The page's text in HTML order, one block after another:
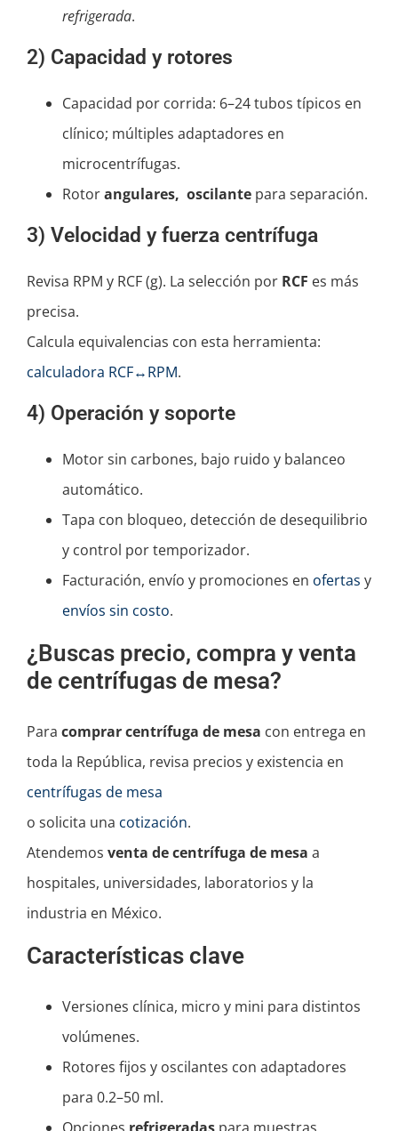
refrigerada.
2) Capacidad y rotores
Capacidad por corrida: 6–24 tubos típicos en
clínico; múltiples adaptadores en
microcentrífugas.
Rotorangulares, oscilante para separación.
3) Velocidad y fuerza centrífuga
Revisa RPM y RCF (g). La selección por RCF es más
precisa.
Calcula equivalencias con esta herramienta:
calculadora RCF↔RPM.
4) Operación y soporte
Motor sin carbones, bajo ruido y balanceo
automático.
Tapa con bloqueo, detección de desequilibrio
y control por temporizador.
Facturación, envío y promociones en ofertas y
envíos sin costo.
¿Buscas precio, compra y venta
de centrífugas de mesa?
Para comprar centrífuga de mesa con entrega en
toda la República, revisa precios y existencia en
centrífugas de mesa
o solicita una cotización.
Atendemos venta de centrífuga de mesa a
hospitales, universidades, laboratorios y la
industria en México.
Características clave
Versiones clínica, micro y mini para distintos
volúmenes.
Rotores fijos y oscilantes con adaptadores
para 0.2–50 ml.